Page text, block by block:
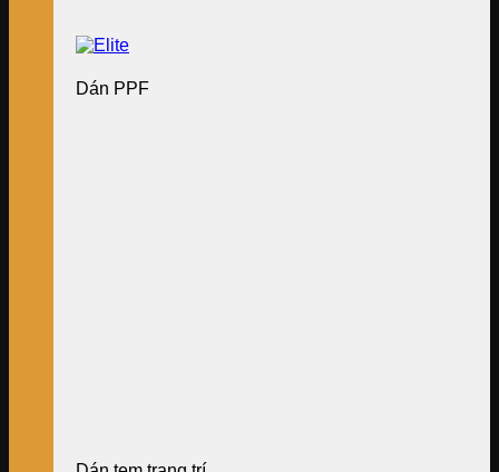
Dán PPF